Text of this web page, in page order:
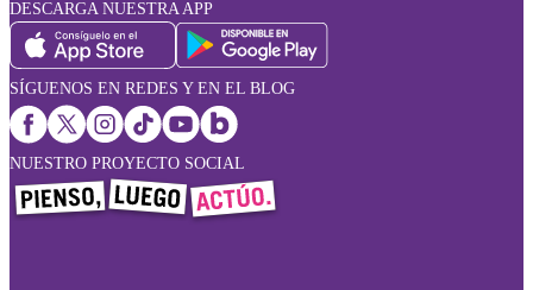
DESCARGA NUESTRA APP
SÍGUENOS EN REDES Y EN EL BLOG
NUESTRO PROYECTO SOCIAL